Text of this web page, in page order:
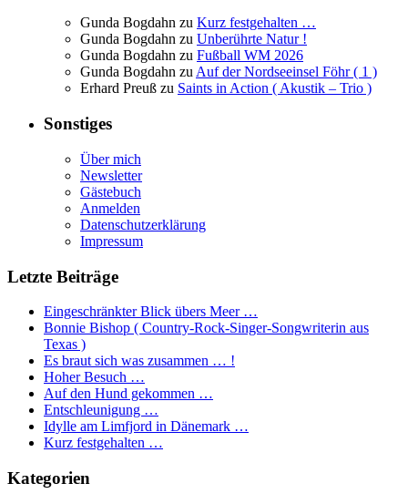
Gunda Bogdahn zu Kurz festgehalten …
Gunda Bogdahn zu Unberührte Natur !
Gunda Bogdahn zu Fußball WM 2026
Gunda Bogdahn zuAuf der Nordseeinsel Föhr ( 1 )
Erhard Preuß zu Saints in Action ( Akustik – Trio )
Sonstiges
Über mich
Newsletter
Gästebuch
Anmelden
Datenschutzerklärung
Impressum
Letzte Beiträge
Eingeschränkter Blick übers Meer …
Bonnie Bishop ( Country-Rock-Singer-Songwriterin aus
Texas )
Es braut sich was zusammen … !
Hoher Besuch …
Auf den Hund gekommen …
Entschleunigung …
Idylle am Limfjord in Dänemark …
Kurz festgehalten …
Kategorien